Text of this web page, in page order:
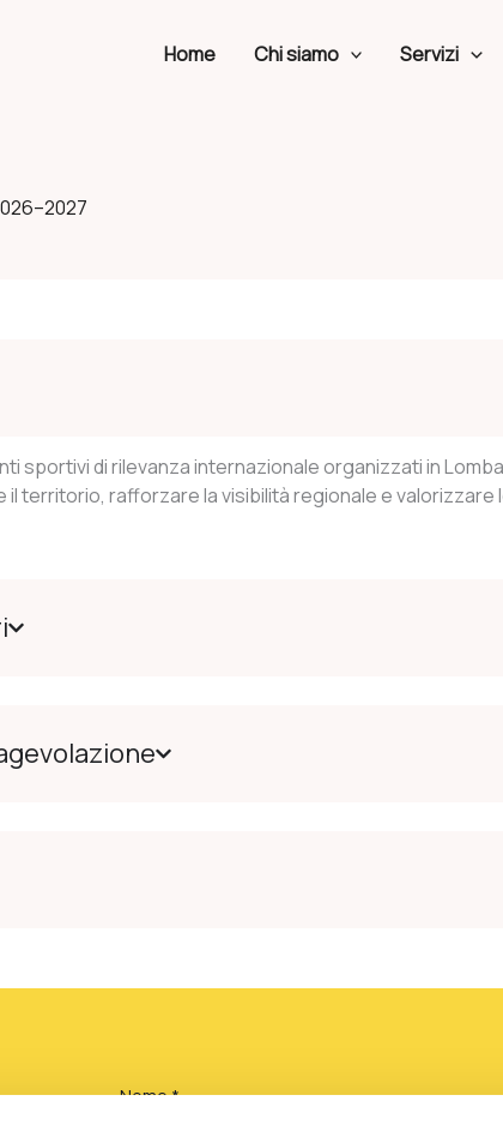
Home Chi siamo Servizi
sportivi di rilevanza internazionale organizzati in
il territorio, rafforzare la visibilità regionale e
Nome *